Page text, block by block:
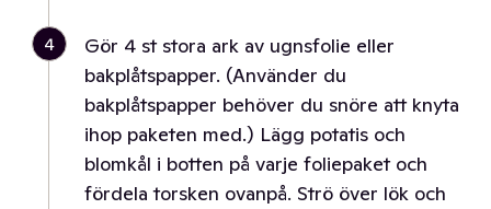
4
Gör 4 st stora ark av ugnsfolie eller
bakplåtspapper. (Använder du
bakplåtspapper behöver du snöre att knyta
ihop paketen med.) Lägg potatis och
blomkål i botten på varje foliepaket och
fördela torsken ovanpå. Strö över lök och